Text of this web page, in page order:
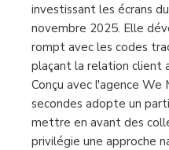
investissant les écrans
novembre 2025. Elle
rompt avec les codes
plaçant la relation client
Conçu avec l'agence We
secondes adopte un
mettre en avant des
privilégie une approche